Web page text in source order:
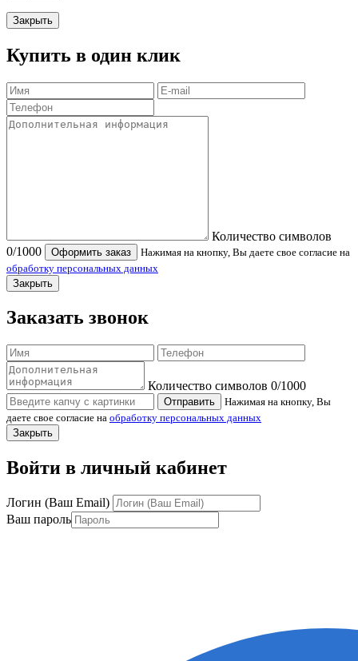
Закрыть
Купить в один клик
Количество символов
0/1000 Оформить заказ
Нажимая на кнопку, Вы даете свое согласие на
обработку персональных данных
Закрыть
Заказать звонок
Количество символов 0/1000
Отправить
Нажимая на кнопку, Вы
даете свое согласие на обработку персональных данных
Закрыть
Войти в личный кабинет
Логин (Ваш Email)
Ваш пароль